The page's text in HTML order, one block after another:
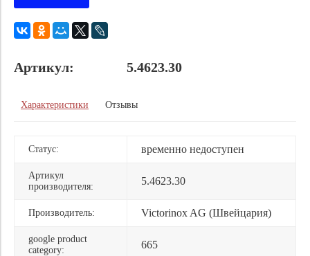
Артикул: 5.4623.30
Характеристики Отзывы
Статус: временно недоступен
Артикул
производителя:
5.4623.30
Производитель: Victorinox AG (Швейцария)
google product
category:
665